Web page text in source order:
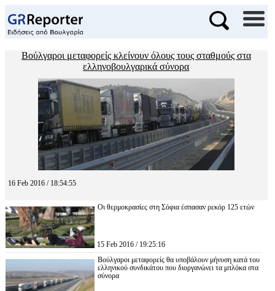
Βούλγαροι μεταφορείς κλείνουν όλους τους σταθμούς στα
ελληνοβουλγαρικά σύνορα
16 Feb 2016 / 18:54:55
Οι θερμοκρασίες στη Σόφια έσπασαν ρεκόρ 125 ετών
15 Feb 2016 / 19:25:16
Βούλγαροι μεταφορείς θα υποβάλουν μήνυση κατά του
ελληνικού συνδικάτου που διοργανώνει τα μπλόκα στα
σύνορα